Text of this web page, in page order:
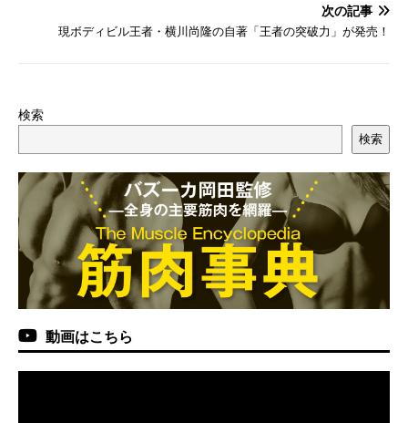
次の記事
現ボディビル王者・横川尚隆の自著「王者の突破力」が発売！
検索
検索
動画はこちら